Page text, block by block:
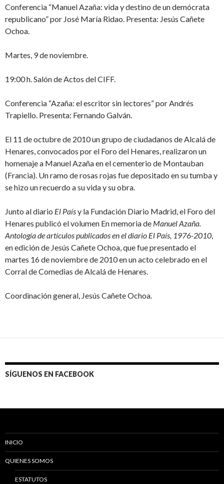
Conferencia “Manuel Azaña: vida y destino de un demócrata
republicano” por José María Ridao. Presenta: Jesús Cañete
Ochoa.
Martes, 9 de noviembre.
19:00 h. Salón de Actos del CIFF.
Conferencia “Azaña: el escritor sin lectores” por Andrés
Trapiello. Presenta: Fernando Galván.
El 11 de octubre de 2010 un grupo de ciudadanos de Alcalá de
Henares, convocados por el Foro del Henares, realizaron un
homenaje a Manuel Azaña en el cementerio de Montauban
(Francia). Un ramo de rosas rojas fue depositado en su tumba y
se hizo un recuerdo a su vida y su obra.
Junto al diario El Paísy la Fundación Diario Madrid, el Foro del
Henares publicó el volumen En memoria de Manuel Azaña.
Antología de artículos publicados en el diario El País, 1976-2010,
en edición de Jesús Cañete Ochoa, que fue presentado el
martes 16 de noviembre de 2010 en un acto celebrado en el
Corral de Comedias de Alcalá de Henares.
Coordinación general, Jesús Cañete Ochoa.
SÍGUENOS EN FACEBOOK
INICIO
QUIENES SOMOS
ESTATUTOS